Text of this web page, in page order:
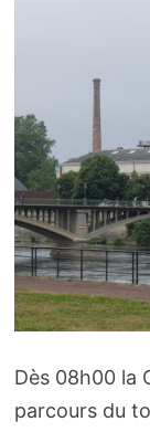
Dès 08h00 la
parcours du